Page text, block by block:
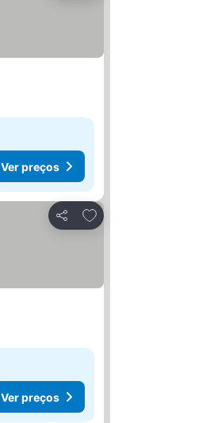
Ver preços
Partilhar
Adicionar aos favoritos
Ver preços